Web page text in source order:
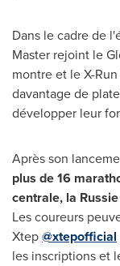
Dans le cadre de
Master rejoint le
montre et le X-
davantage de
développer leur
Après son
plus de 16
centrale, la
Les coureurs
Xtep@xtepofficial
les inscriptions et